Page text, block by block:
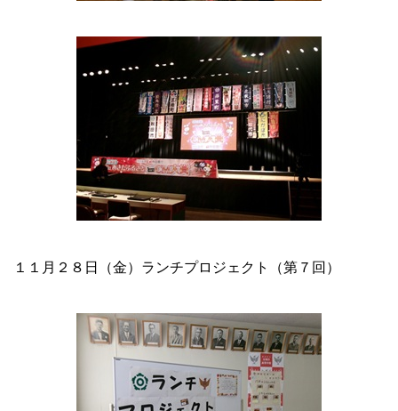
１１月２８日（金）ランチプロジェクト（第７回）